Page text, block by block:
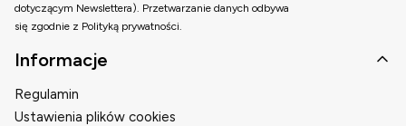
dotyczącym Newslettera). Przetwarzanie danych odbywa
się zgodnie z Polityką prywatności.
Linki w stopce
Informacje
Regulamin
Ustawienia plików cookies